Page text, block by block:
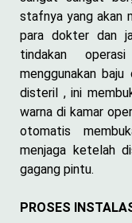
stafnya yang akan
para dokter dan
tindakan
menggunakan
disteril , ini
warna di kamar
otomatis
menjaga ketelah
gagang pintu.
PROSES